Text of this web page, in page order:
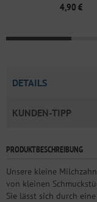
4,90 €
DETAILS
KUNDEN-TIPP
PRODUKTBESCHREIBUNG
Unsere kleine
von kleinen
Sie lässt sich durch